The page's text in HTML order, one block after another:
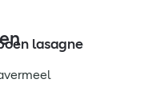
lasagne